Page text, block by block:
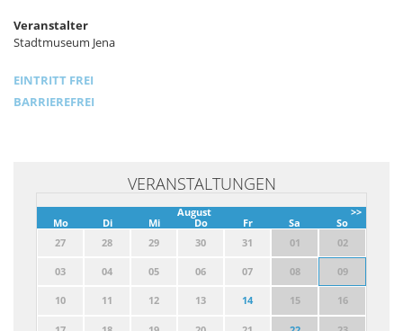
Veranstalter
Stadtmuseum Jena
EINTRITT FREI
BARRIEREFREI
VERANSTALTUNGEN
>>
August
Mo
Di Mi Do Fr Sa
So
27
28 29 30 31 01 02
03 04 05 06 07 08 09
10 11 12 13 14 15 16